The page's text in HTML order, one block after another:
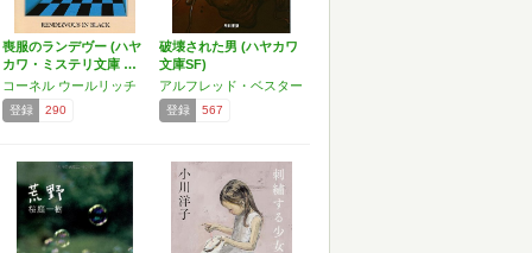
喪服のランデヴー (ハヤ
カワ・ミステリ文庫 …
コーネル ウールリッチ
登録 290
破壊された男 (ハヤカワ
文庫SF)
アルフレッド・ベスター
登録 567